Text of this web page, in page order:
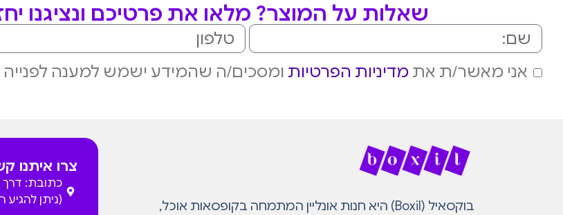
שאלות על המוצר? מלאו את פרטיכם ונציגנו
אני מאשר/ת את מדיניות הפרטיות ומסכים/ה שהמידע ישמש למענה
בוקסאיל (Boxil) היא חנות אונליין המתמחה בקופסאות אוכל,
צרו איתנו
(ניתן